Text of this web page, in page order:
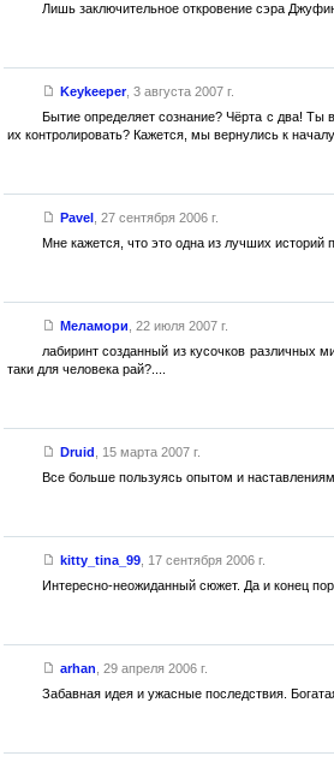
Лишь заключительное откровение сэра
Keykeeper, 3 августа 2007 г.
Бытие определяет сознание? Чёрта с два! Ты
их контролировать? Кажется, мы вернулись к
Pavel, 27 сентября 2006 г.
Мне кажется, что это одна из лучших историй
Меламори 22 июля 2007 г.
лабиринт созданный из кусочков различных
таки для человека рай?....
Druid
15 марта 2007 г.
Все больше пользуясь опытом и
kitty_tina_99, 17 сентября 2006 г.
Интересно-неожиданный сюжет. Да и конец
arhan 29 апреля 2006 г.
Забавная идея и ужасные последствия.